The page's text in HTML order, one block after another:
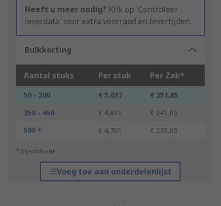
Heeft u meer nodig? Klik op 'Controleer
leverdata' voor extra voorraad en levertijden.
Bulkkorting
Aantal stuks Per stuk Per Zak*
50 - 200 € 5,037
€ 251,85
250 - 450
€ 4,821
€ 241,05
500 +
€ 4,701 € 235,05
*prijsindicatie
Voeg toe aan onderdelenlijst